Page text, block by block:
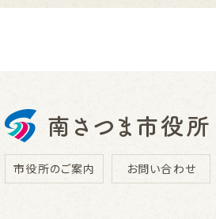
市役所のご案内 お問い合わせ